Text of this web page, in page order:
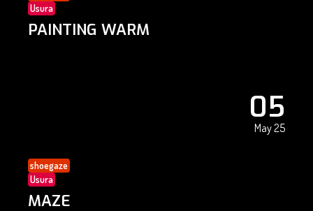
Usura
PAINTING WARM
05
May 25
shoegaze
Usura
MAZE